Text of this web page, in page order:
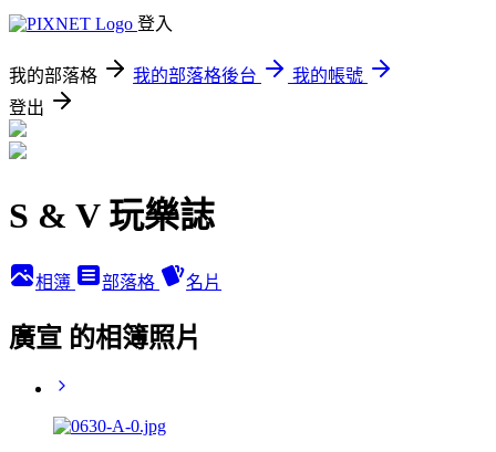
登入
我的部落格 我的部落格後台
我的帳號
登出
S & V 玩樂誌
相簿 部落格 名片
廣宣 的相簿照片